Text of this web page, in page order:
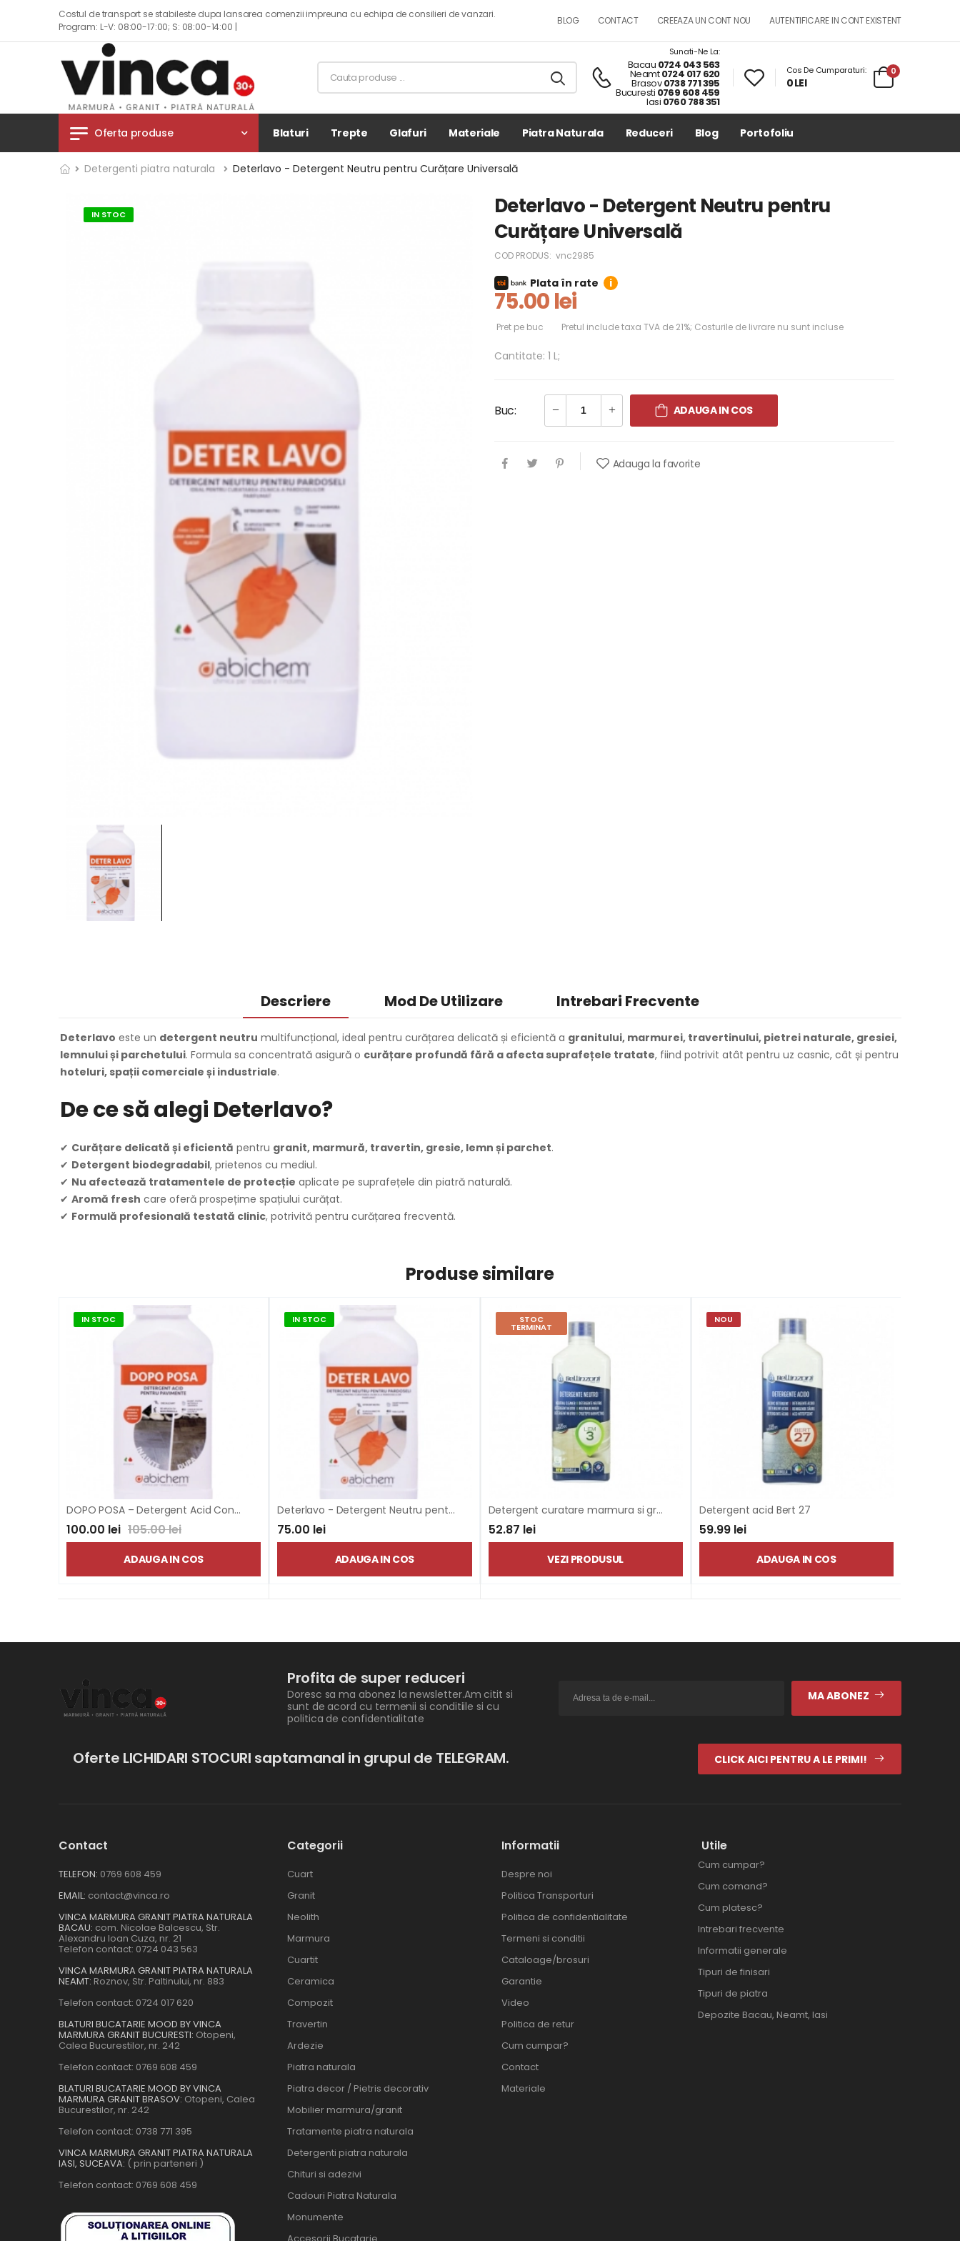
Costul de transport se stabileste dupa lansarea comenzii impreuna cu echipa de consilieri de vanzari.
Program: L-V: 08:00-17:00; S: 08:00-14:00 |
BLOG CONTACT CREEAZA UN CONT NOU AUTENTIFICARE IN CONT EXISTENT
Sunati-Ne La:
Bacau 0724 043 563
Neamt0724 017 620
Brasov0738 771 395
Bucuresti 0769 608 459
Iasi 0760 788 351
Cos De Cumparaturi:
0 LEI
0
Oferta produse Blaturi Trepte Glafuri Materiale Piatra Naturala Reduceri Blog Portofoliu
Detergenti piatra naturala Deterlavo - Detergent Neutru pentru Curățare Universală
IN STOC
Deterlavo - Detergent Neutru pentru
Curățare Universală
COD PRODUS: vnc2985
Plata în rate i
75.00 lei
Pret pe buc Pretul include taxa TVA de 21%; Costurile de livrare nu sunt incluse
Cantitate: 1 L;
Buc: ADAUGA IN COS
Adauga la favorite
Descriere Mod De Utilizare Intrebari Frecvente
Deterlavo este un detergent neutru multifuncțional, ideal pentru curățarea delicată și eficientă a granitului, marmurei, travertinului, pietrei naturale, gresiei,
lemnului și parchetului. Formula sa concentrată asigură o curățare profundă fără a afecta suprafețele tratate, fiind potrivit atât pentru uz casnic, cât și pentru
hoteluri, spații comerciale și industriale.
De ce să alegi Deterlavo?
✔ Curățare delicată și eficientă pentru granit, marmură, travertin, gresie, lemn și parchet.
✔ Detergent biodegradabil, prietenos cu mediul.
✔ Nu afectează tratamentele de protecție aplicate pe suprafețele din piatră naturală.
✔ Aromă fresh care oferă prospețime spațiului curățat.
✔ Formulă profesională testată clinic, potrivită pentru curățarea frecventă.
Produse similare
IN STOC
DOPO POSA – Detergent Acid Concentrat pentru Curățarea Suprafețelor Rezistente la Acizi
100.00 lei 105.00 lei
ADAUGA IN COS
IN STOC
Deterlavo - Detergent Neutru pentru Curățare Universală
75.00 lei
ADAUGA IN COS
STOC
TERMINAT
Detergent curatare marmura si granit Lem3
52.87 lei
VEZI PRODUSUL
NOU
Detergent acid Bert 27
59.99 lei
ADAUGA IN COS
Profita de super reduceri
Doresc sa ma abonez la newsletter.Am citit si
sunt de acord cu termenii si conditiile si cu
politica de confidentialitate
MA ABONEZ
Oferte LICHIDARI STOCURI saptamanal in grupul de TELEGRAM. CLICK AICI PENTRU A LE PRIMI!
Contact
TELEFON: 0769 608 459
EMAIL: contact@vinca.ro
VINCA MARMURA GRANIT PIATRA NATURALA
BACAU: com. Nicolae Balcescu, Str.
Alexandru Ioan Cuza, nr. 21
Telefon contact: 0724 043 563
VINCA MARMURA GRANIT PIATRA NATURALA
NEAMT: Roznov, Str. Paltinului, nr. 883
Telefon contact: 0724 017 620
BLATURI BUCATARIE MOOD BY VINCA
MARMURA GRANIT BUCURESTI: Otopeni,
Calea Bucurestilor, nr. 242
Telefon contact: 0769 608 459
BLATURI BUCATARIE MOOD BY VINCA
MARMURA GRANIT BRASOV: Otopeni, Calea
Bucurestilor, nr. 242
Telefon contact: 0738 771 395
VINCA MARMURA GRANIT PIATRA NATURALA
IASI, SUCEAVA: ( prin parteneri )
Telefon contact: 0769 608 459
Categorii
Cuart
Granit
Neolith
Marmura
Cuartit
Ceramica
Compozit
Travertin
Ardezie
Piatra naturala
Piatra decor / Pietris decorativ
Mobilier marmura/granit
Tratamente piatra naturala
Detergenti piatra naturala
Chituri si adezivi
Cadouri Piatra Naturala
Monumente
Informatii
Despre noi
Politica Transporturi
Politica de confidentialitate
Termeni si conditii
Cataloage/brosuri
Garantie
Video
Politica de retur
Cum cumpar?
Contact
Materiale
Utile
Cum cumpar?
Cum comand?
Cum platesc?
Intrebari frecvente
Informatii generale
Tipuri de finisari
Tipuri de piatra
Depozite Bacau, Neamt, Iasi